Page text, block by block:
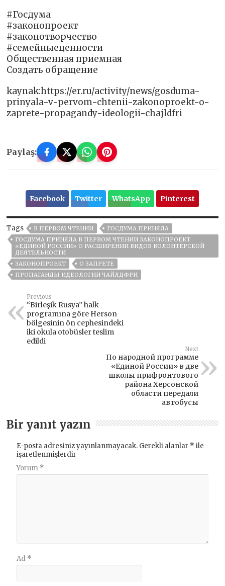
#Госдума
#законопроект
#законотворчество
#семейныеценности
Общественная приемная
Создать обращение
kaynak:https://er.ru/activity/news/gosduma-
prinyala-v-pervom-chtenii-zakonoproekt-o-
zaprete-propagandy-ideologii-chajldfri
Paylaş:
Facebook Twitter WhatsApp Pinterest
Tags В ПЕРВОМ ЧТЕНИИ
ГОСДУМА ПРИНЯЛА
ГОСДУМА ПРИНЯЛА В ПЕРВОМ ЧТЕНИИ ЗАКОНОПРОЕКТ
«ЕДИНОЙ РОССИИ» О РАСШИРЕНИИ ВИДОВ ВОЛОНТЁРСКОЙ
ДЕЯТЕЛЬНОСТИ
ЗАКОНОПРОЕКТ
О ЗАПРЕТЕ
ПРОПАГАНДЫ ИДЕОЛОГИИ ЧАЙЛДФРИ
Previous
“Birleşik Rusya” halk
programına göre Herson
bölgesinin ön cephesindeki
iki okula otobüsler teslim
edildi
Next
По народной программе
«Единой России» в две
школы прифронтового
района Херсонской
области передали
автобусы
Bir yanıt yazın
E-posta adresiniz yayınlanmayacak. Gerekli alanlar * ile
işaretlenmişlerdir
Yorum *
Ad *